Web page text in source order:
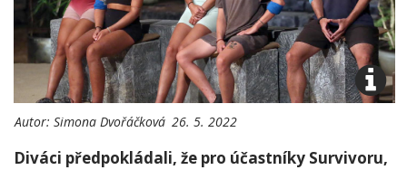
Autor: Simona Dvořáčková 26. 5. 2022
Diváci předpokládali, že pro účastníky Survivoru,